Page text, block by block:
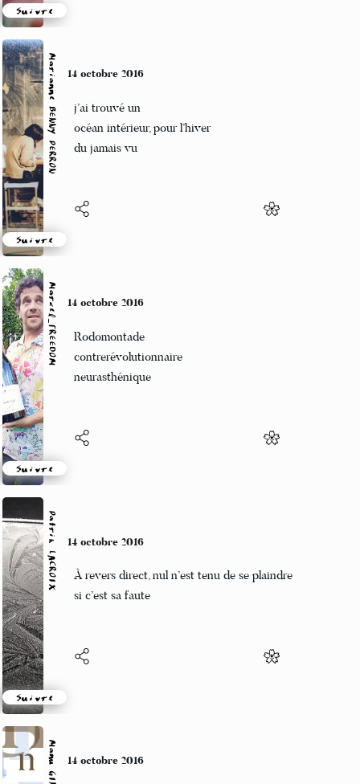
Suivre
Marianne BENNY PERRON
Suivre
11 octobre 2016
ce sont des enfants fous
ils tremblent d’entendre
leur propre voix
Marcel_FREEDOM
Suivre
11 octobre 2016
Un allo viril
Bouclier contre réclame
Dompteur d'open-space
Patrik LACROIX
Suivre
11 octobre 2016
La bouteille qui me chante
L’indifférence du partage.
Manu GINET 11 octobre 2016